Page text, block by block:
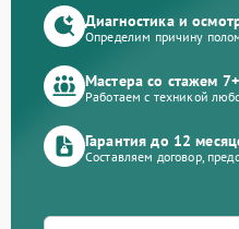
Диагностика и
Определим причину
Мастера со стажем
Работаем с техникой
Гарантия до 12
Составляем договор,